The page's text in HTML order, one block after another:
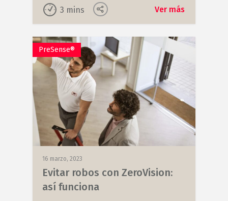
3 mins Ver más
PreSense®
16 marzo, 2023
Evitar robos con ZeroVision:
así funciona